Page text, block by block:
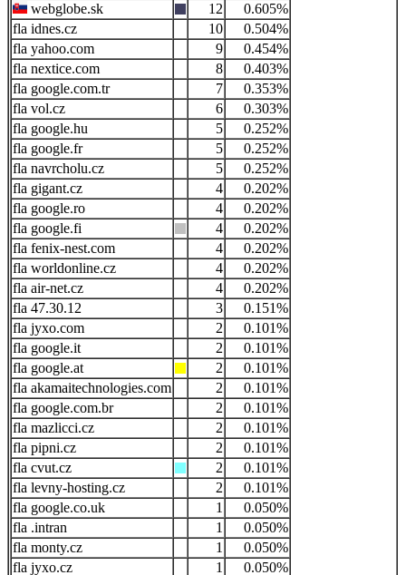
webglobe.sk
12
0.605%
idnes.cz
10
0.504%
yahoo.com
9
0.454%
nextice.com
8
0.403%
google.com.tr
7
0.353%
vol.cz
6
0.303%
google.hu
5
0.252%
google.fr
5
0.252%
navrcholu.cz
5
0.252%
gigant.cz
4
0.202%
google.ro
4
0.202%
google.fi
4
0.202%
fenix-nest.com
4
0.202%
worldonline.cz
4
0.202%
air-net.cz
4
0.202%
47.30.12
3
0.151%
jyxo.com
2
0.101%
google.it
2
0.101%
google.at
2
0.101%
akamaitechnologies.com
2
0.101%
google.com.br
2
0.101%
mazlicci.cz
2
0.101%
pipni.cz
2
0.101%
cvut.cz
2
0.101%
levny-hosting.cz
2
0.101%
google.co.uk
1
0.050%
.intran
1
0.050%
monty.cz
1
0.050%
jyxo.cz
1 0.050%